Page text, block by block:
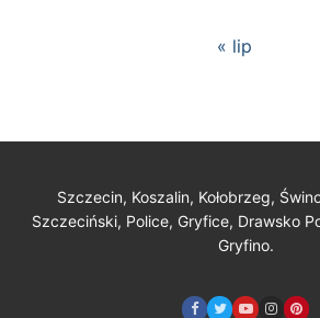
« lip
Szczecin, Koszalin, Kołobrzeg,
Szczeciński, Police, Gryfice, Drawsko
Gryfino.